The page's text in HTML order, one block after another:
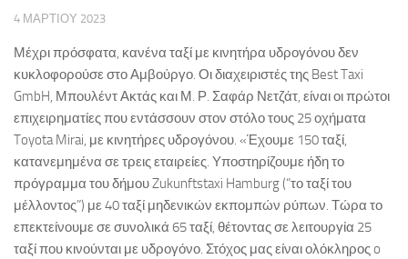
4 ΜΑΡΤΊΟΥ 2023
Μέχρι πρόσφατα, κανένα ταξί με κινητήρα υδρογόνου δεν
κυκλοφορούσε στο Αμβούργο. Οι διαχειριστές της Best Taxi
GmbH, Μπουλέντ Ακτάς και Μ. Ρ. Σαφάρ Νετζάτ, είναι οι πρώτοι
επιχειρηματίες που εντάσσουν στον στόλο τους 25 οχήματα
Toyota Mirai, με κινητήρες υδρογόνου. «Έχουμε 150 ταξί,
κατανεμημένα σε τρεις εταιρείες. Υποστηρίζουμε ήδη το
πρόγραμμα του δήμου Zukunftstaxi Hamburg (“το ταξί του
μέλλοντος”) με 40 ταξί μηδενικών εκπομπών ρύπων. Τώρα το
επεκτείνουμε σε συνολικά 65 ταξί, θέτοντας σε λειτουργία 25
ταξί που κινούνται με υδρογόνο. Στόχος μας είναι ολόκληρος o